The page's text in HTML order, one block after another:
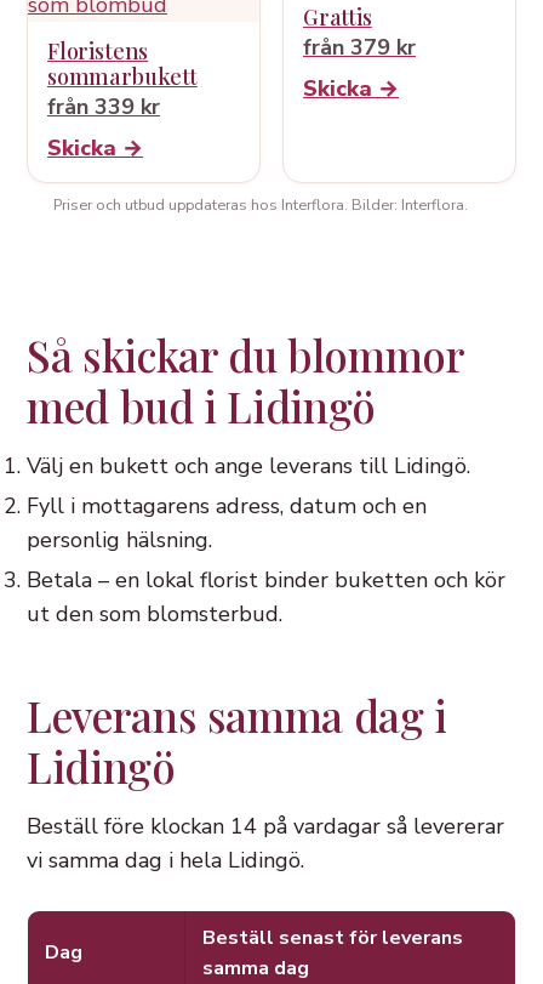
Floristens
sommarbukett
från 339 kr
Skicka →
Grattis
från 379 kr
Skicka →
Priser och utbud uppdateras hos Interflora. Bilder: Interflora.
Så skickar du blommor
med bud i Lidingö
Välj en bukett och ange leverans till Lidingö.
Fyll i mottagarens adress, datum och en
personlig hälsning.
Betala – en lokal florist binder buketten och kör
ut den som blomsterbud.
Leverans samma dag i
Lidingö
Beställ före klockan 14 på vardagar så levererar
vi samma dag i hela Lidingö.
Dag
Beställ senast för leverans
samma dag